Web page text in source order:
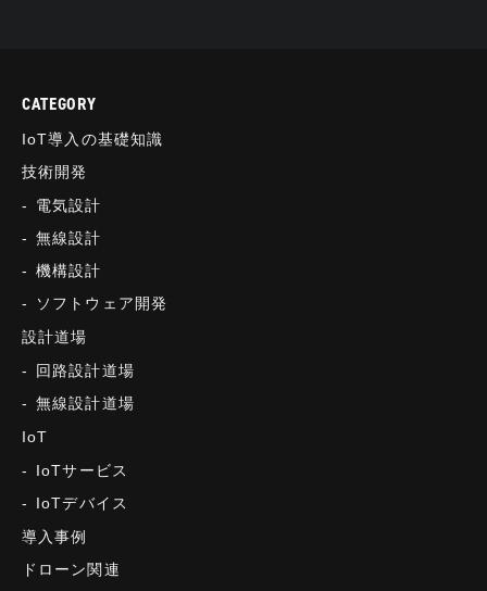
CATEGORY
IoT導入の基礎知識
技術開発
電気設計
無線設計
機構設計
ソフトウェア開発
設計道場
回路設計道場
無線設計道場
IoT
IoTサービス
IoTデバイス
導入事例
ドローン関連